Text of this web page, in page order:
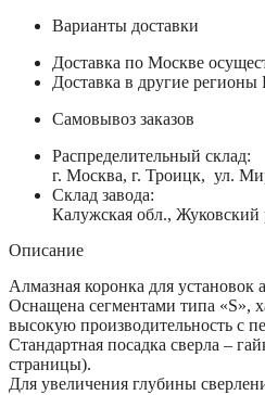
Варианты доставки
Доставка по Москве
Доставка в другие
Самовывоз заказов
Распределительный склад:
г. Москва, г. Троицк, ул.
Склад завода:
Калужская обл., Жуковский
Описание
Алмазная коронка для установок
Оснащена сегментами типа «S»,
высокую производительность с
Стандартная посадка сверла –
страницы).
Для увеличения глубины